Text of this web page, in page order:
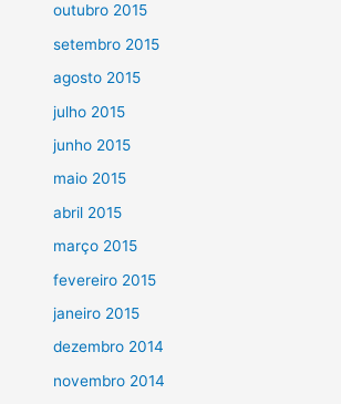
outubro 2015
setembro 2015
agosto 2015
julho 2015
junho 2015
maio 2015
abril 2015
março 2015
fevereiro 2015
janeiro 2015
dezembro 2014
novembro 2014